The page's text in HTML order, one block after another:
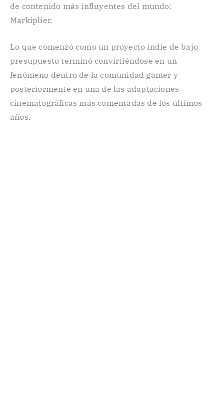
de contenido más influyentes del mundo:
Markiplier.
Lo que comenzó como un proyecto indie de bajo
presupuesto terminó convirtiéndose en un
fenómeno dentro de la comunidad gamer y
posteriormente en una de las adaptaciones
cinematográficas más comentadas de los últimos
años.